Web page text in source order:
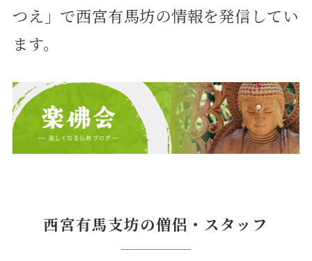
つえ」で西宮有馬坊の情報を発信してい
ます。
西宮有馬支坊の僧侶・スタッフ